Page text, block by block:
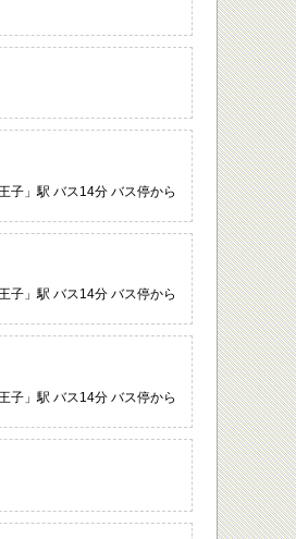
子」駅 バス14分 バス停から
子」駅 バス14分 バス停から
子」駅 バス14分 バス停から